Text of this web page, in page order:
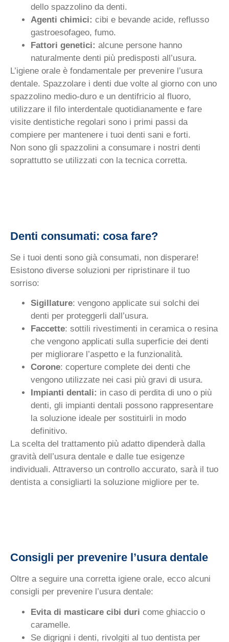
dello spazzolino da denti.
Agenti chimici: cibi e bevande acide, reflusso
gastroesofageo, fumo.
Fattori genetici: alcune persone hanno
naturalmente denti più predisposti all’usura.
L’igiene orale è fondamentale per prevenire l’usura
dentale. Spazzolare i denti due volte al giorno con uno
spazzolino medio-duro e un dentifricio al fluoro,
utilizzare il filo interdentale quotidianamente e fare
visite dentistiche regolari sono i primi passi da
compiere per mantenere i tuoi denti sani e forti.
Non sono gli spazzolini a consumare i nostri denti
soprattutto se utilizzati con la tecnica corretta.
Denti consumati: cosa fare?
Se i tuoi denti sono già consumati, non disperare!
Esistono diverse soluzioni per ripristinare il tuo
sorriso:
Sigillature: vengono applicate sui solchi dei
denti per proteggerli dall’usura.
Faccette: sottili rivestimenti in ceramica o resina
che vengono applicati sulla superficie dei denti
per migliorare l’aspetto e la funzionalità.
Corone: coperture complete dei denti che
vengono utilizzate nei casi più gravi di usura.
Impianti dentali: in caso di perdita di uno o più
denti, gli impianti dentali possono rappresentare
la soluzione ideale per sostituirli in modo
definitivo.
La scelta del trattamento più adatto dipenderà dalla
gravità dell’usura dentale e dalle tue esigenze
individuali. Attraverso un controllo accurato, sarà il tuo
dentista a consigliarti la soluzione migliore per te.
Consigli per prevenire l’usura dentale
Oltre a seguire una corretta igiene orale, ecco alcuni
consigli per prevenire l’usura dentale:
Evita di masticare cibi duri come ghiaccio o
caramelle.
Se digrigni i denti, rivolgiti al tuo dentista per